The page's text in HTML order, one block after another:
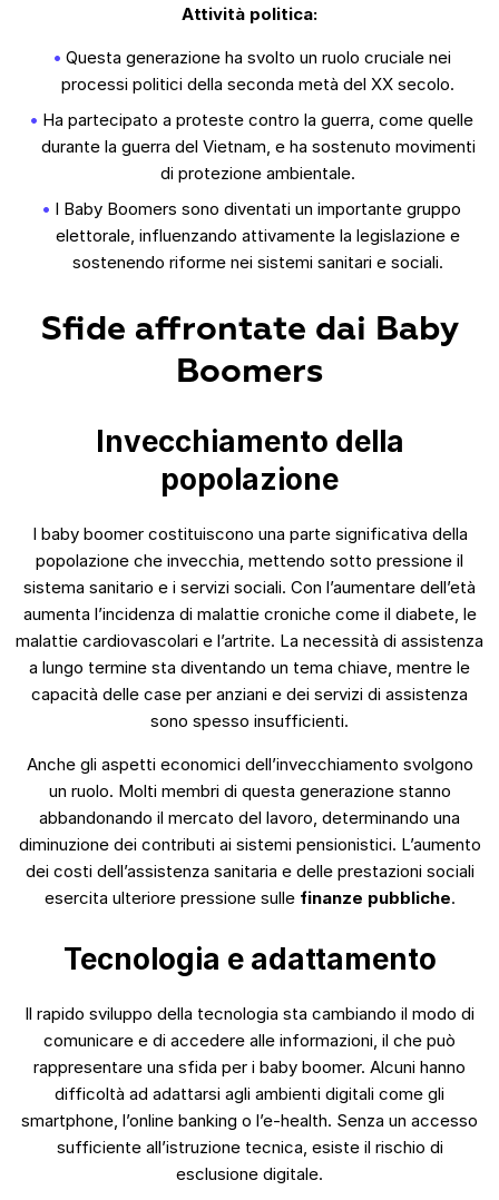
Attività politica:
Questa generazione ha svolto un ruolo cruciale nei
processi politici della seconda metà del XX secolo.
Ha partecipato a proteste contro la guerra, come quelle
durante la guerra del Vietnam, e ha sostenuto movimenti
di protezione ambientale.
I Baby Boomers sono diventati un importante gruppo
elettorale, influenzando attivamente la legislazione e
sostenendo riforme nei sistemi sanitari e sociali.
Sfide affrontate dai Baby
Boomers
Invecchiamento della
popolazione
I baby boomer costituiscono una parte significativa della
popolazione che invecchia, mettendo sotto pressione il
sistema sanitario e i servizi sociali. Con l’aumentare dell’età
aumenta l’incidenza di malattie croniche come il diabete, le
malattie cardiovascolari e l’artrite. La necessità di assistenza
a lungo termine sta diventando un tema chiave, mentre le
capacità delle case per anziani e dei servizi di assistenza
sono spesso insufficienti.
Anche gli aspetti economici dell’invecchiamento svolgono
un ruolo. Molti membri di questa generazione stanno
abbandonando il mercato del lavoro, determinando una
diminuzione dei contributi ai sistemi pensionistici. L’aumento
dei costi dell’assistenza sanitaria e delle prestazioni sociali
esercita ulteriore pressione sulle finanze pubbliche.
Tecnologia e adattamento
Il rapido sviluppo della tecnologia sta cambiando il modo di
comunicare e di accedere alle informazioni, il che può
rappresentare una sfida per i baby boomer. Alcuni hanno
difficoltà ad adattarsi agli ambienti digitali come gli
smartphone, l’online banking o l’e-health. Senza un accesso
sufficiente all’istruzione tecnica, esiste il rischio di
esclusione digitale.